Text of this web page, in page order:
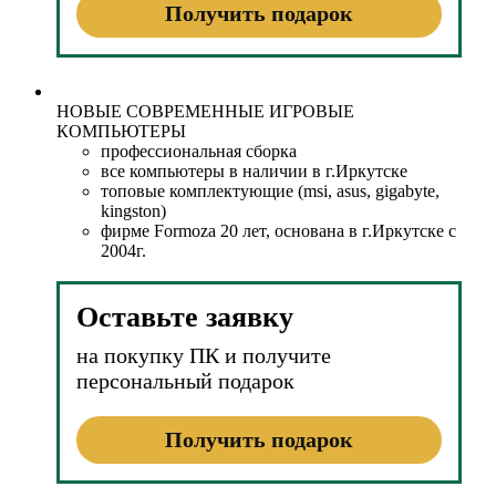
Получить подарок
НОВЫЕ СОВРЕМЕННЫЕ ИГРОВЫЕ
КОМПЬЮТЕРЫ
профессиональная сборка
все компьютеры в наличии в г.Иркутске
топовые комплектующие (msi, asus, gigabyte,
kingston)
фирме Formoza 20 лет, основана в г.Иркутске с
2004г.
Оставьте заявку
на покупку ПК и получите
персональный подарок
Получить подарок